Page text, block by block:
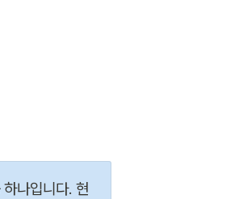
나입니다. 현